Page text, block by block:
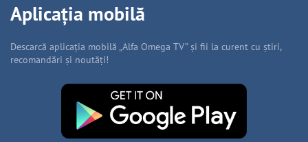
Aplicația mobilă
Descarcă aplicația mobilă „Alfa Omega TV” și fii la curent cu știri,
recomandări și noutăți!